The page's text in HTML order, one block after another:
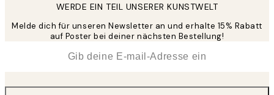
WERDE EIN TEIL UNSERER KUNSTWELT
Melde dich für unseren Newsletter an und erhalte 15% Rabatt
auf Poster bei deiner nächsten Bestellung!